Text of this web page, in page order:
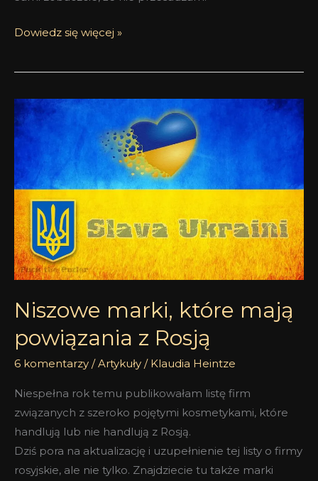
Dowiedz się więcej »
Niszowe marki, które mają
powiązania z Rosją
6 komentarzy /Artykuły / Klaudia Heintze
Niespełna rok temu publikowałam listę firm
związanych z szeroko pojętymi kosmetykami, które
handlują lub nie handlują z Rosją.
Dziś pora na aktualizację i uzupełnienie tej listy o firmy
rosyjskie, ale nie tylko. Znajdziecie tu także marki
Niszowe
marki,
które
mają
powiązania
z
Rosją